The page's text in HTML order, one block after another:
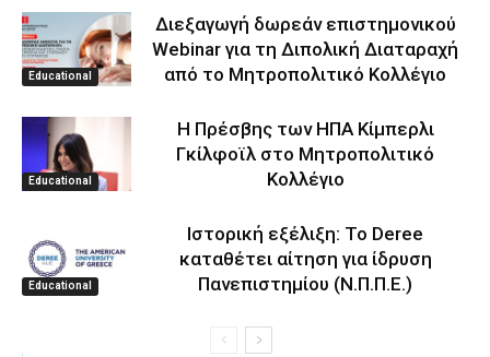
Educational
Διεξαγωγή δωρεάν επιστημονικού
Webinar για τη Διπολική Διαταραχή
από το Μητροπολιτικό Κολλέγιο
Educational
Η Πρέσβης των ΗΠΑ Κίμπερλι
Γκίλφοϊλ στο Μητροπολιτικό
Κολλέγιο
Educational
Ιστορική εξέλιξη: Το Deree
καταθέτει αίτηση για ίδρυση
Πανεπιστημίου (Ν.Π.Π.Ε.)